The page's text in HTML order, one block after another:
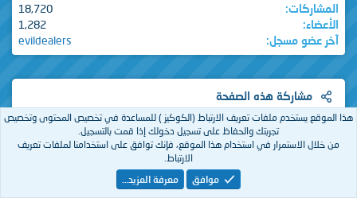
المشاركات
18,720
الأعضاء
1,282
آخر عضو مسجل
evildealers
مشاركة هذه الصفحة
فيسبوك
X
Bluesky
LinkedIn
Reddit
Pinterest
Tumblr
WhatsAppالبريد الإلكتروني
هذا الموقع يستخدم ملفات تعريف الارتباط (الكوكيز ) للمساعدة في تخصيص المحتوى وتخصيص
تجربتك والحفاظ على تسجيل دخولك إذا قمت بالتسجيل.
من خلال الاستمرار في استخدام هذا الموقع، فإنك توافق على استخدامنا لملفات تعريف
الارتباط.
موافق
معرفة المزيد…